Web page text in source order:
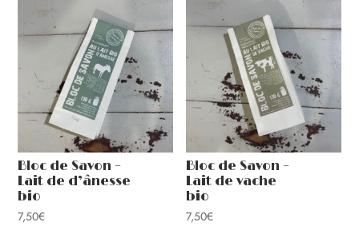
Bloc de Savon –
Lait de d’ânesse
bio
7,50€
Bloc de Savon –
Lait de vache
bio
7,50€